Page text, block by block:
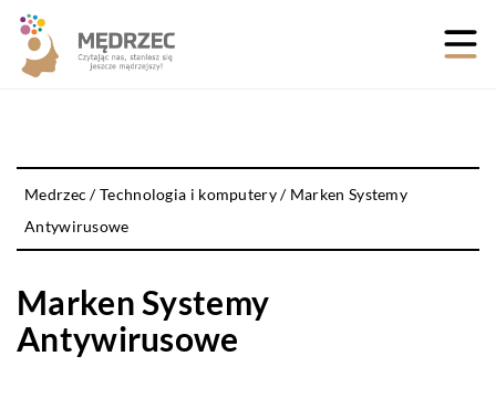
Medrzec /Technologia i komputery/ Marken Systemy
Antywirusowe
Marken Systemy
Antywirusowe